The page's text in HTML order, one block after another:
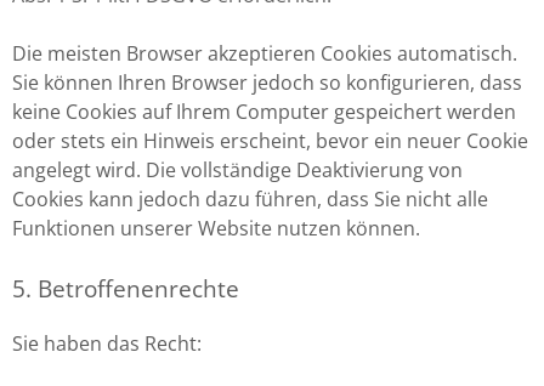
Die meisten Browser akzeptieren Cookies automatisch.
Sie können Ihren Browser jedoch so konfigurieren, dass
keine Cookies auf Ihrem Computer gespeichert werden
oder stets ein Hinweis erscheint, bevor ein neuer Cookie
angelegt wird. Die vollständige Deaktivierung von
Cookies kann jedoch dazu führen, dass Sie nicht alle
Funktionen unserer Website nutzen können.
5. Betroffenenrechte
Sie haben das Recht: